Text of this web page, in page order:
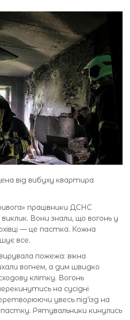
від вибуху квартира
працівники ДСНС
Вони знали, що вогонь у
— це пастка. Кожна
все.
пожежа: вікна
вогнем, а дим швидко
клітку. Вогонь
на сусідні
увесь під’їзд на
Рятувальники кинулись